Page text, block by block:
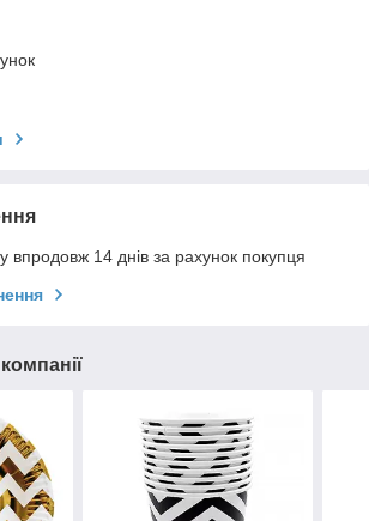
впродовж 14 днів за рахунок покупця